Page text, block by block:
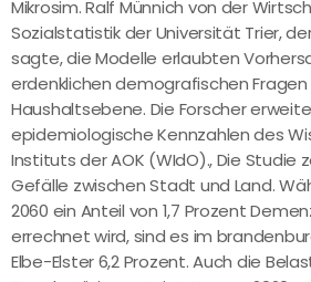
Mikrosim. Ralf Münnich von der
Sozialstatistik der Universität Trier,
sagte, die Modelle erlaubten
erdenklichen demografischen
Haushaltsebene. Die Forscher
epidemiologische Kennzahlen des
Instituts der AOK (WIdO)., Die Studie
Gefälle zwischen Stadt und Land.
2060 ein Anteil von 1,7 Prozent
errechnet wird, sind es im
Elbe-Elster 6,2 Prozent. Auch die